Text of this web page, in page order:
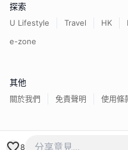
8
探索
U Lifestyle Travel HK
e-zone
其他
關於我們 免責聲明 使用條
香港經濟日報版權所有©